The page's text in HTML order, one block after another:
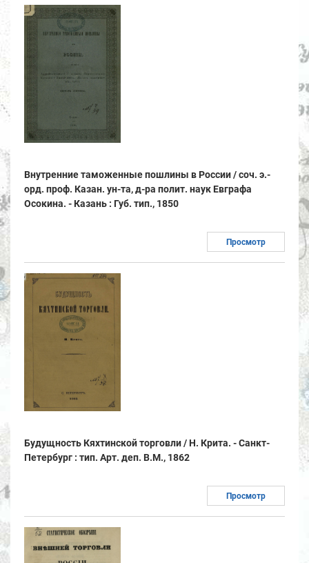
Внутренние таможенные пошлины в России / соч. э.-
орд. проф. Казан. ун-та, д-ра полит. наук Евграфа
Осокина. - Казань : Губ. тип., 1850
Просмотр
Будущность Кяхтинской торговли / Н. Крита. - Санкт-
Петербург : тип. Арт. деп. В.М., 1862
Просмотр